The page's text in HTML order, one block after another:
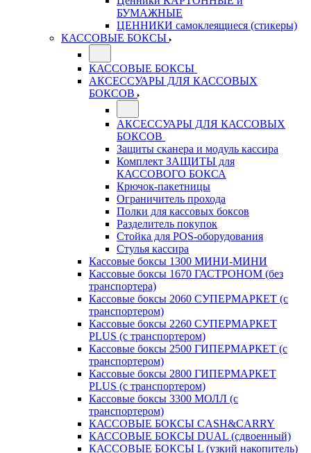
БУМАЖНЫЕ
ЦЕННИКИ самоклеящиеся (стикеры)
КАССОВЫЕ БОКСЫ
КАССОВЫЕ БОКСЫ
АКСЕССУАРЫ ДЛЯ КАССОВЫХ
БОКСОВ
АКСЕССУАРЫ ДЛЯ КАССОВЫХ
БОКСОВ
Защиты сканера и модуль кассира
Комплект ЗАЩИТЫ для
КАССОВОГО БОКСА
Крючок-пакетницы
Ограничитель прохода
Полки для кассовых боксов
Разделитель покупок
Стойка для POS-оборудования
Стулья кассира
Кассовые боксы 1300 МИНИ-МИНИ
Кассовые боксы 1670 ГАСТРОНОМ (без
транспортера)
Кассовые боксы 2060 СУПЕРМАРКЕТ (с
транспортером)
Кассовые боксы 2260 СУПЕРМАРКЕТ
PLUS (с транспортером)
Кассовые боксы 2500 ГИПЕРМАРКЕТ (с
транспортером)
Кассовые боксы 2800 ГИПЕРМАРКЕТ
PLUS (с транспортером)
Кассовые боксы 3300 МОЛЛ (с
транспортером)
КАССОВЫЕ БОКСЫ CASH&CARRY
КАССОВЫЕ БОКСЫ DUAL (сдвоенный)
КАССОВЫЕ БОКСЫ L (узкий накопитель)